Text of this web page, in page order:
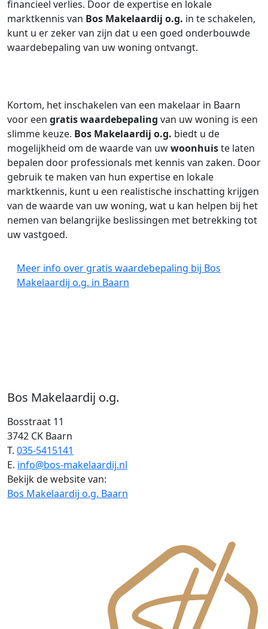
Bos Makelaardij o.g.
Bosstraat 11
3742 CK Baarn
T. 035-5415141
E. info@bos-makelaardij.nl
Bekijk de website van:
Bos Makelaardij o.g. Baarn
financieel verlies. Door de expertise en lokale
marktkennis van Bos Makelaardij o.g. in te schakelen,
kunt u er zeker van zijn dat u een goed onderbouwde
waardebepaling van uw woning ontvangt.
Kortom, het inschakelen van een makelaar in Baarn
voor een gratis waardebepaling van uw woning is een
slimme keuze. Bos Makelaardij o.g. biedt u de
mogelijkheid om de waarde van uwwoonhuiste laten
bepalen door professionals met kennis van zaken. Door
gebruik te maken van hun expertise en lokale
marktkennis, kunt u een realistische inschatting krijgen
van de waarde van uw woning, wat u kan helpen bij het
nemen van belangrijke beslissingen met betrekking tot
uw vastgoed.
Meer info over gratis waardebepaling bij Bos
Makelaardij o.g. in Baarn